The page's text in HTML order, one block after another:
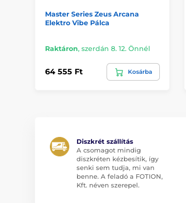
Master Series Zeus Arcana
Elektro Vibe Pálca
Raktáron, szerdán 8. 12. Önnél
64 555 Ft Kosárba
Diszkrét szállítás
A csomagot mindig
diszkréten kézbesítik, így
senki sem tudja, mi van
benne. A feladó a FOTION,
Kft. néven szerepel.